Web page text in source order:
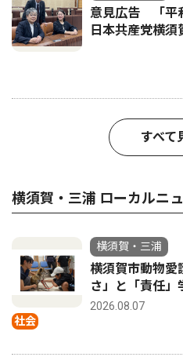
意見広告 「平
日本共産党横須
すべて
横須賀・三浦 ローカルニ
社会
横須賀・三浦
横須賀市動物
さ」と「責任
2026.08.07